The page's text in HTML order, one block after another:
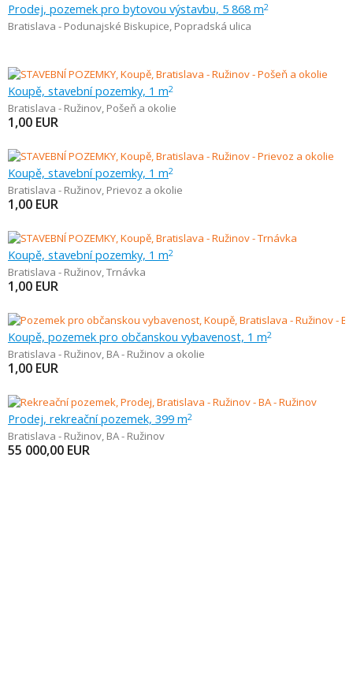
Prodej, pozemek pro bytovou výstavbu, 5 868 m2
Bratislava - Podunajské Biskupice, Popradská ulica
Koupě, stavební pozemky, 1 m2
Bratislava - Ružinov, Pošeň a okolie
1,00 EUR
Koupě, stavební pozemky, 1 m2
Bratislava - Ružinov, Prievoz a okolie
1,00 EUR
Koupě, stavební pozemky, 1 m2
Bratislava - Ružinov,Trnávka
1,00 EUR
Koupě, pozemek pro občanskou vybavenost, 1 m2
Bratislava - Ružinov, BA - Ružinov a okolie
1,00 EUR
Prodej, rekreační pozemek, 399 m2
Bratislava - Ružinov, BA - Ružinov
55 000,00 EUR